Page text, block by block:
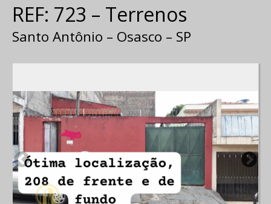
REF: 723 – Terrenos
Santo Antônio – Osasco – SP